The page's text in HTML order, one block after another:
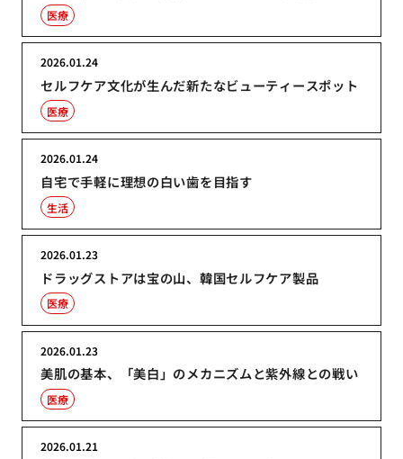
医療
セルフケア文化が生んだ新たなビューティースポット
2026.01.24
医療
自宅で手軽に理想の白い歯を目指す
2026.01.24
生活
ドラッグストアは宝の山、韓国セルフケア製品
2026.01.23
医療
美肌の基本、「美白」のメカニズムと紫外線との戦い
2026.01.23
医療
2026.01.21